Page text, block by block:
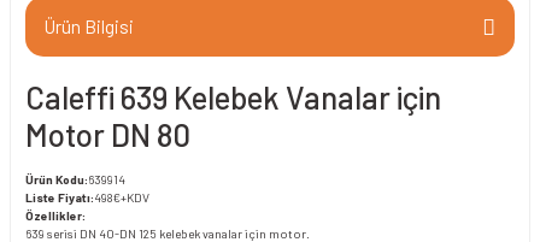
Ürün Bilgisi
Caleffi 639 Kelebek Vanalar için
Motor DN 80
Ürün Kodu:639914
Liste Fiyatı:498€+KDV
Özellikler:
639 serisi DN 40-DN 125 kelebek vanalar için motor.